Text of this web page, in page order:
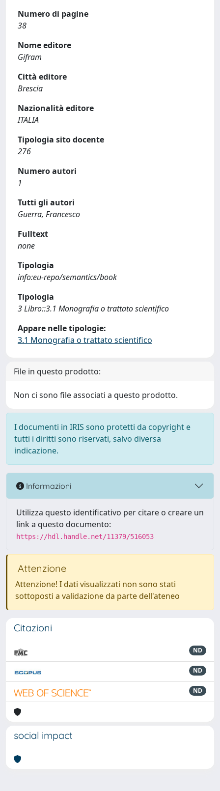
Numero di pagine
38
Nome editore
Gifram
Città editore
Brescia
Nazionalità editore
ITALIA
Tipologia sito docente
276
Numero autori
1
Tutti gli autori
Guerra, Francesco
Fulltext
none
Tipologia
info:eu-repo/semantics/book
Tipologia
3 Libro::3.1 Monografia o trattato scientifico
Appare nelle tipologie:
3.1 Monografia o trattato scientifico
File in questo prodotto:
Non ci sono file associati a questo prodotto.
I documenti in IRIS sono protetti da copyright e
tutti i diritti sono riservati, salvo diversa
indicazione.
Informazioni
Utilizza questo identificativo per citare o creare un
link a questo documento:
https://hdl.handle.net/11379/516053
Attenzione
Attenzione! I dati visualizzati non sono stati
sottoposti a validazione da parte dell'ateneo
Citazioni
ND
ND
ND
social impact